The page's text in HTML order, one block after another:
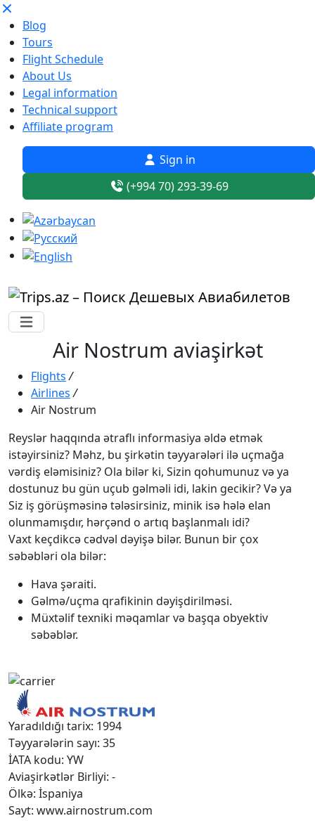
Blog
Tours
Flight Schedule
About Us
Legal information
Technical support
Affiliate program
Sign in
(+994 70) 293-39-69
Air Nostrum aviaşirkət
Flights /
Airlines /
Air Nostrum
Reyslər haqqında ətraflı informasiya əldə etmək
istəyirsiniz? Məhz, bu şirkətin təyyarələri ilə uçmağa
vərdiş eləmisiniz? Ola bilər ki, Sizin qohumunuz və ya
dostunuz bu gün uçub gəlməli idi, lakin gecikir? Və ya
Siz iş görüşməsinə tələsirsiniz, minik isə hələ elan
olunmamışdır, hərçənd o artıq başlanmalı idi?
Vaxt keçdikcə cədvəl dəyişə bilər. Bunun bir çox
səbəbləri ola bilər:
Hava şəraiti.
Gəlmə/uçma qrafikinin dəyişdirilməsi.
Müxtəlif texniki məqamlar və başqa obyektiv
səbəblər.
Yaradıldığı tarix: 1994
Təyyarələrin sayı: 35
İATA kodu: YW
Aviaşirkətlər Birliyi: -
Ölkə: İspaniya
Sayt: www.airnostrum.com